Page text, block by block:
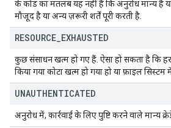
के कोड का मतलब यह नहीं है कि अनुरोध मान्य है
मौजूद है या अन्य ज़रूरी शर्तें पूरी करती है.
RESOURCE EXHAUSTED
कुछ संसाधन खत्म हो गए हैं. ऐसा हो सकता है कि
किया गया कोटा खत्म हो गया हो या फ़ाइल सिस्टम
UNAUTHENTICATED
अनुरोध में, कार्रवाई के लिए पुष्टि करने वाले मान्य